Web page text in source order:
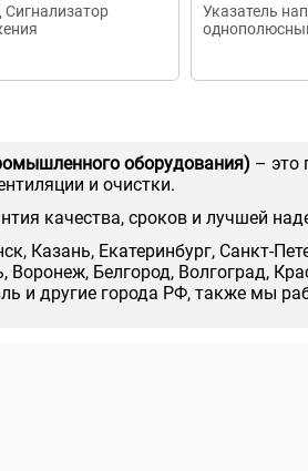
Указатель
оборудования) – это
и очистки.
качества, сроков и лучшей
Казань, Екатеринбург, Санкт-
Белгород, Волгоград,
и другие города РФ, также мы